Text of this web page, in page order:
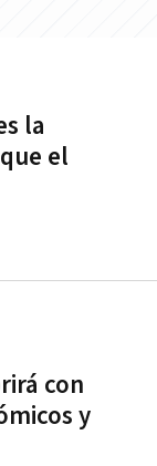
la
el
con
y